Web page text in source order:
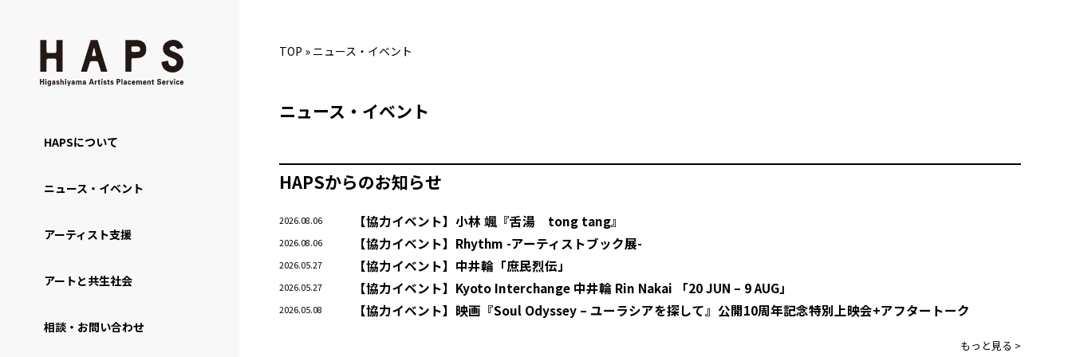
HAPSについて
ニュース・イベント
アーティスト支援
アートと共生社会
相談・お問い合わせ
TOP » ニュース・イベント
ニュース・イベント
HAPSからのお知らせ
【協力イベント】小林 颯『舌湯 tong tang』
2026.08.06
【協力イベント】Rhythm -アーティストブック展-
2026.08.06
【協力イベント】中井輪「庶民烈伝」
2026.05.27
【協力イベント】Kyoto Interchange 中井輪 Rin Nakai 「20 JUN – 9 AUG」
2026.05.27
【協力イベント】映画『Soul Odyssey – ユーラシアを探して』公開10周年記念特別上映会+アフタートーク
2026.05.08
もっと見る >